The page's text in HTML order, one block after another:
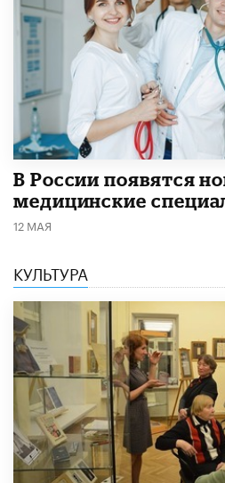
В России появятся
медицинские
12 МАЯ
КУЛЬТУРА